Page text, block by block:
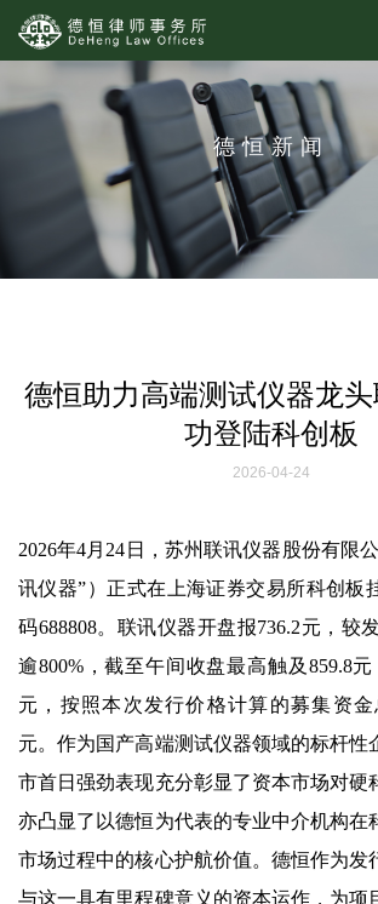
德恒新闻
德恒助力高端测试仪器龙
功登陆科创板
2026-04-24
2026年4月24日，苏州联讯仪器股份有限
讯仪器”）正式在上海证券交易所科创板
码688808。联讯仪器开盘报736.2元，较
逾800%，截至午间收盘最高触及859.8
元，按照本次发行价格计算的募集资金
元。作为国产高端测试仪器领域的标杆性
市首日强劲表现充分彰显了资本市场对硬
亦凸显了以德恒为代表的专业中介机构在
市场过程中的核心护航价值。德恒作为发
与这一具有里程碑意义的资本运作，为项